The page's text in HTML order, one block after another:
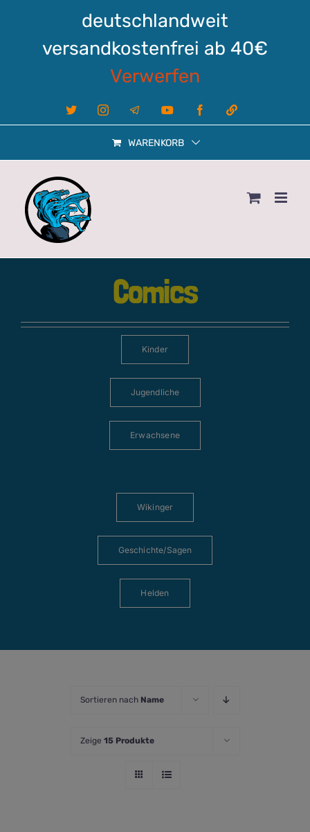
deutschlandweit
versandkostenfrei ab 40€
Verwerfen
X InstagramTelegram YouTube FacebookLinktree
WARENKORB
Comics
Kinder
Jugendliche
Erwachsene
Wikinger
Geschichte/Sagen
Helden
Sortieren nach Name
Zeige 15 Produkte